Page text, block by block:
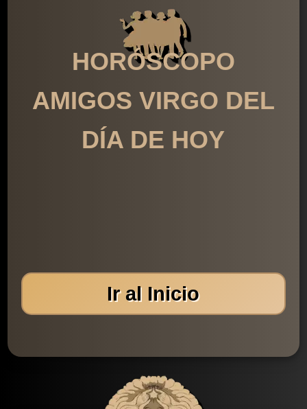
HORÓSCOPO
AMIGOS VIRGO DEL
DÍA DE HOY
Ir al Inicio